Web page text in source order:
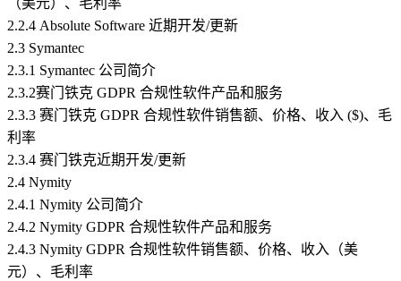
（美元）、毛利率
2.2.4 Absolute Software 近期开发/更新
2.3 Symantec
2.3.1 Symantec 公司简介
2.3.2赛门铁克 GDPR 合规性软件产品和服务
2.3.3 赛门铁克 GDPR 合规性软件销售额、价格、收入 ($)、毛
利率
2.3.4 赛门铁克近期开发/更新
2.4 Nymity
2.4.1 Nymity 公司简介
2.4.2 Nymity GDPR 合规性软件产品和服务
2.4.3 Nymity GDPR 合规性软件销售额、价格、收入（美
元）、毛利率